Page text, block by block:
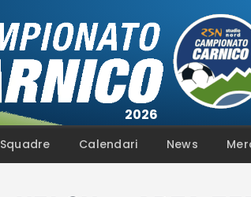
Squadre Calendari News
Coppa
Squadre
News
Mercato